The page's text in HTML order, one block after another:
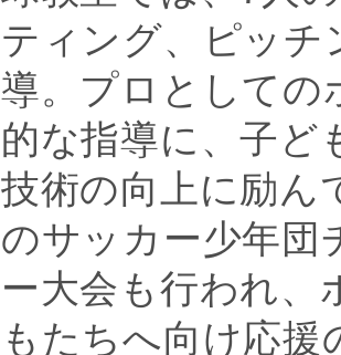
ティング、ピッチ
導。プロとしての
的な指導に、子ど
技術の向上に励ん
のサッカー少年団
ー大会も行われ、
もたちへ向け応